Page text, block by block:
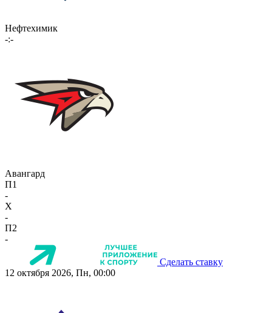
Нефтехимик
-:-
Авангард
П1
-
X
-
П2
-
Сделать ставку
12 октября 2026, Пн, 00:00